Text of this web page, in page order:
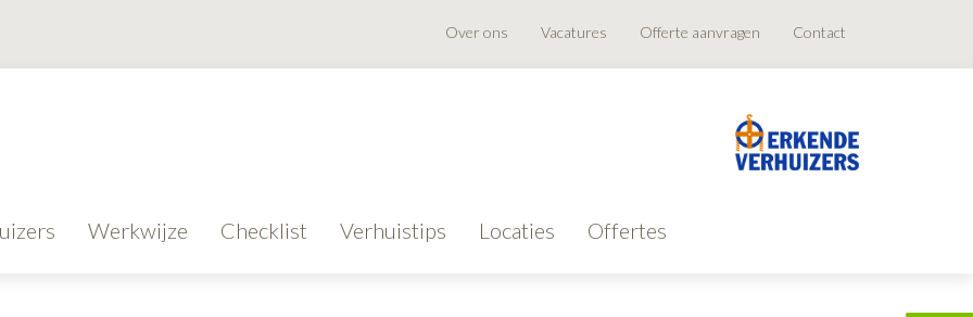
Contact
Offerte aanvragen
Vacatures
Over ons
Werkwijze Checklist Verhuistips Locaties Offertes